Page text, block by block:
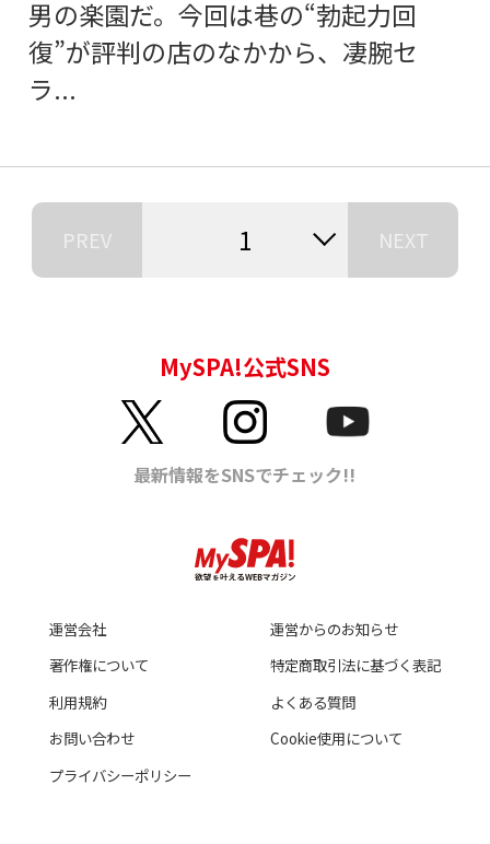
男の楽園だ。今回は巷の“勃起力回
復”が評判の店のなかから、凄腕セ
ラ...
PREV 1 NEXT
運営会社
運営からのお知らせ
著作権について
特定商取引法に基づく表記
利用規約
よくある質問
お問い合わせ
Cookie使用について
プライバシーポリシー